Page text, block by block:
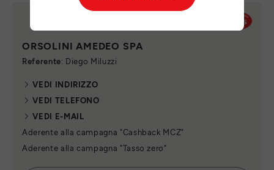
ORSOLINI AMEDEO SPA
Referente: Diego Miluzzi
VEDI INDIRIZZO
VEDI TELEFONO
VEDI E-MAIL
Aderente alla campagna "Cashback MCZ"
Aderente alla campagna "Tasso zero"